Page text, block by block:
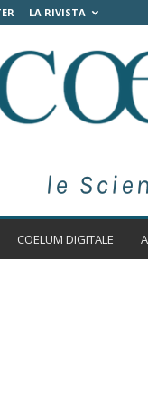
LA RIVISTA
COELUM DIGITALE